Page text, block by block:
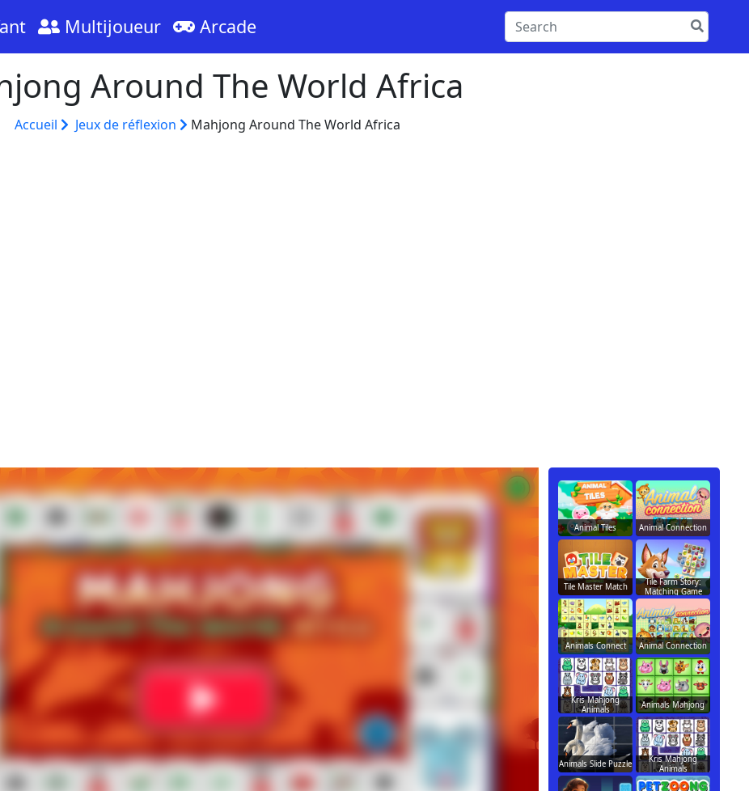
Multijoueur Arcade
Around The World Africa
Accueil Jeux de réflexion Mahjong Around The World Africa
Animal Tiles Animal Connection
Tile Master Match
Tile Farm Story:
Matching Game
Animals Connect Animal Connection
Kris Mahjong
Animals
Animals Mahjong
Animals Slide Puzzle
Kris Mahjong
Animals